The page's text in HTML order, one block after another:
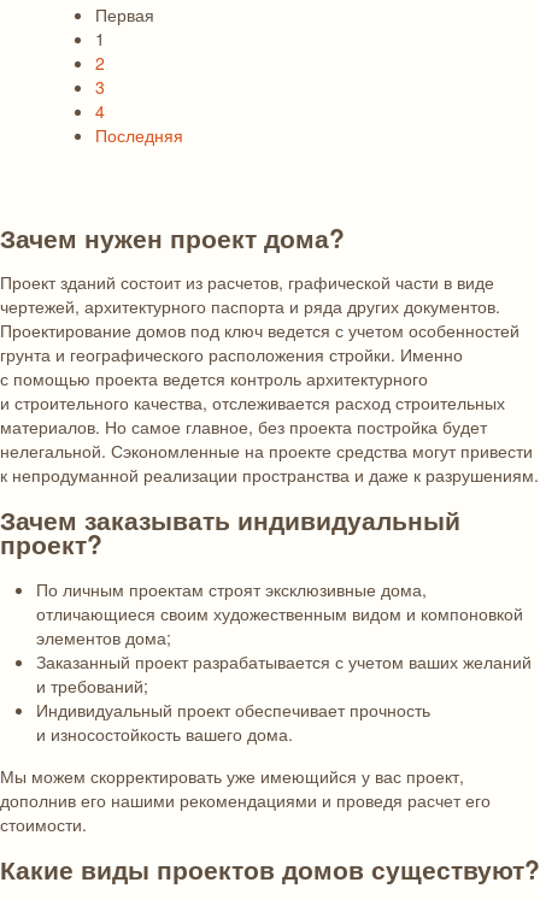
Первая
1
2
3
4
Последняя
Зачем нужен проект дома?
Проект зданий состоит из расчетов, графической части в виде
чертежей, архитектурного паспорта и ряда других документов.
Проектирование домов под ключ ведется с учетом особенностей
грунта и географического расположения стройки. Именно
с помощью проекта ведется контроль архитектурного
и строительного качества, отслеживается расход строительных
материалов. Но самое главное, без проекта постройка будет
нелегальной. Сэкономленные на проекте средства могут привести
к непродуманной реализации пространства и даже к разрушениям.
Зачем заказывать индивидуальный
проект?
По личным проектам строят эксклюзивные дома,
отличающиеся своим художественным видом и компоновкой
элементов дома;
Заказанный проект разрабатывается с учетом ваших желаний
и требований;
Индивидуальный проект обеспечивает прочность
и износостойкость вашего дома.
Мы можем скорректировать уже имеющийся у вас проект,
дополнив его нашими рекомендациями и проведя расчет его
стоимости.
Какие виды проектов домов существуют?